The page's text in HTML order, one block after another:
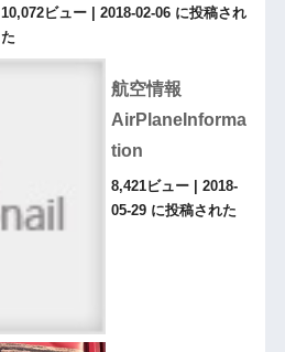
10,072ビュー| 2018-02-06 に投稿され
た
航空情報
AirPlaneInforma
tion
8,421ビュー| 2018-
05-29 に投稿された